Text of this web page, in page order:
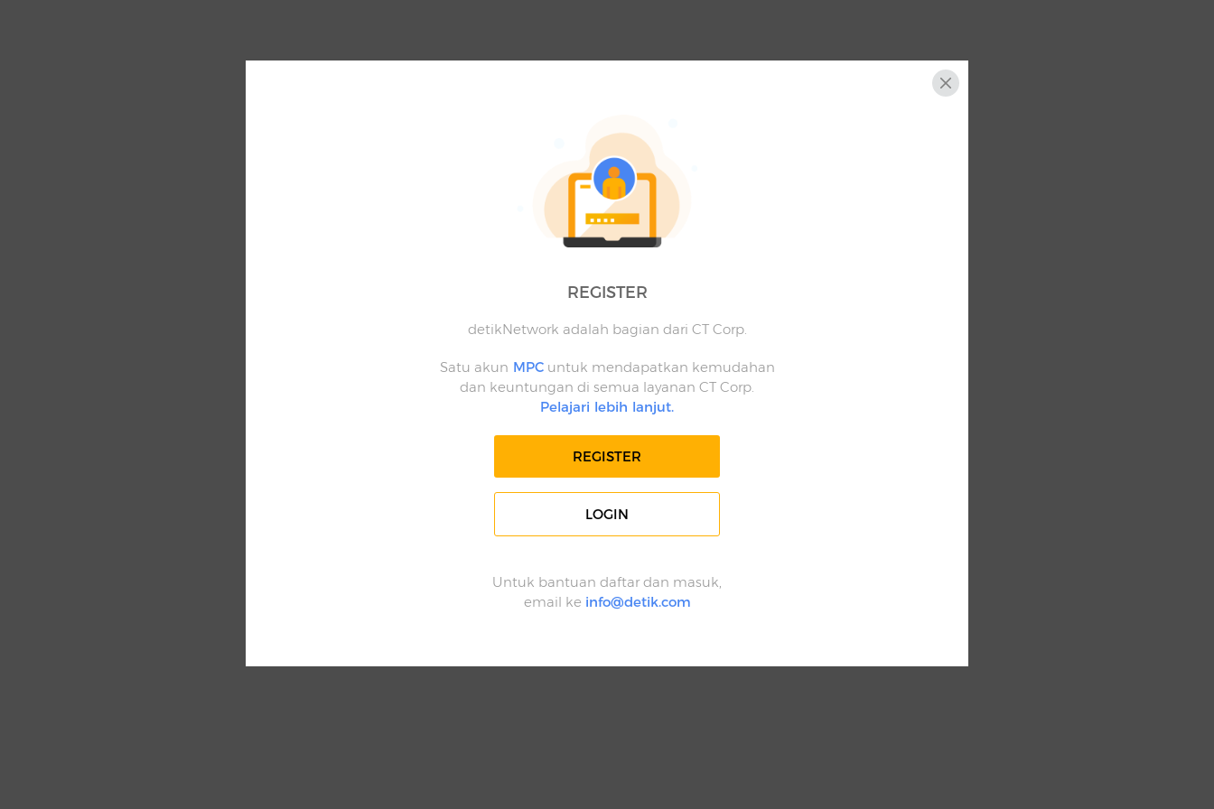
REGISTER
detikNetwork adalah bagian dari CT Corp.
Satu akun MPCuntuk mendapatkan kemudahan
dan keuntungan di semua layanan CT Corp.
Pelajari lebih lanjut.
REGISTER
LOGIN
Untuk bantuan daftar dan masuk,
email ke info@detik.com